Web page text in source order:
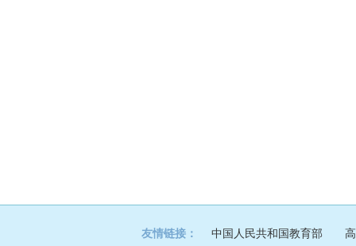
友情链接： 中国人民共和国教育部